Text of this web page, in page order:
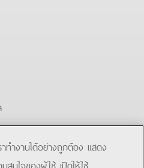
าทำงานได้อย่างถูกต้อง แสดง
สนใจของผู้ใช้ เปิดให้ใช้